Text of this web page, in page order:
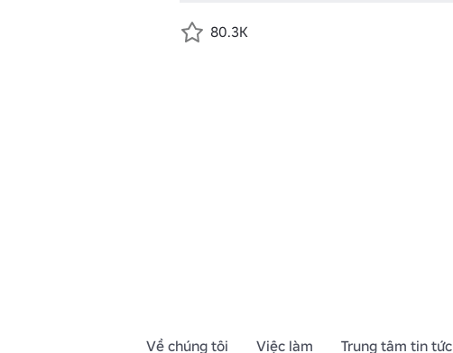
80.3K
Về chúng tôi Việc làm Trung tâm tin tức